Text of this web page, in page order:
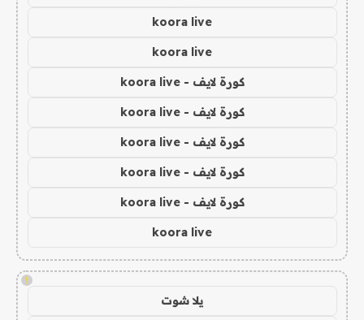
koora live
koora live
كورة لايف - koora live
كورة لايف - koora live
كورة لايف - koora live
كورة لايف - koora live
كورة لايف - koora live
koora live
!
يلا شوت